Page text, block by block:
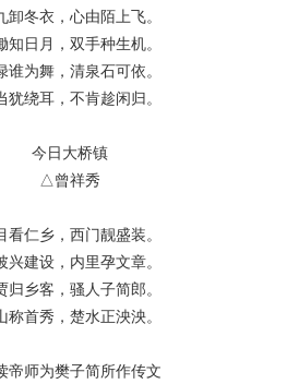
卸冬衣，心由陌上飞。
知日月，双手种生机。
谁为舞，清泉石可依。
犹绕耳，不肯趁闲归。
今日大桥镇
△曾祥秀
看仁乡，西门靓盛装。
兴建设，内里孕文章。
归乡客，骚人子简郎。
称首秀，楚水正泱泱。
帝师为樊子简所作传文